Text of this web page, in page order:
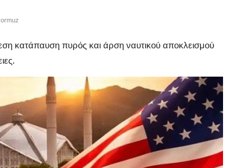
κατάπαυση πυρός και άρση ναυτικού αποκλεισμού